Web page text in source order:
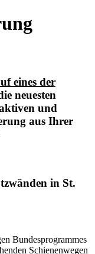
eines der
neuesten
und
aus Ihrer
in St.
Bundesprogrammes
Schienenwegen